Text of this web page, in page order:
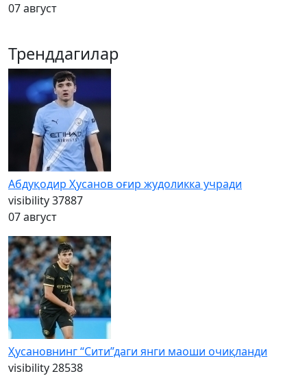
07 август
Тренддагилар
Абдуқодир Ҳусанов оғир жудоликка учради
visibility37887
07 август
Ҳусановнинг “Сити”даги янги маоши очиқланди
visibility28538